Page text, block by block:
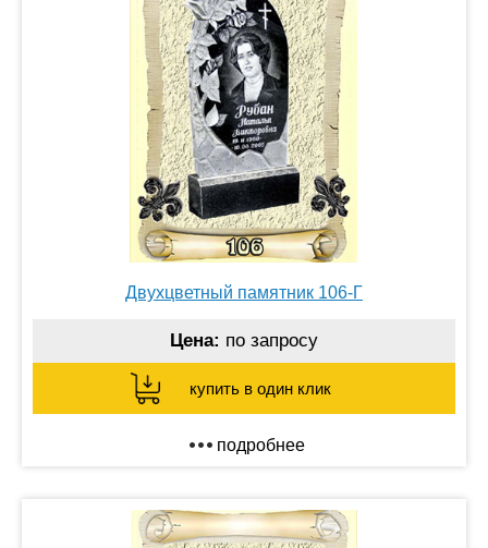
Двухцветный памятник 106-Г
Цена: по запросу
купить в один клик
подробнее